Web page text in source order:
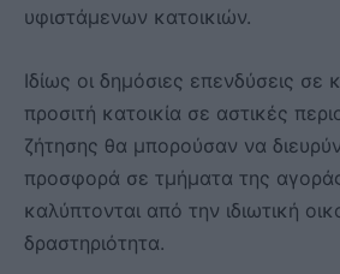
υφιστάμενων κατοικιών.
Ιδίως οι δημόσιες επενδύσεις σε
προσιτή κατοικία σε αστικές
ζήτησης θα μπορούσαν να
προσφορά σε τμήματα της
καλύπτονται από την ιδιωτική
δραστηριότητα.